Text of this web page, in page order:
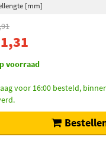
[mm]
voorraad
voor 16:00 besteld,